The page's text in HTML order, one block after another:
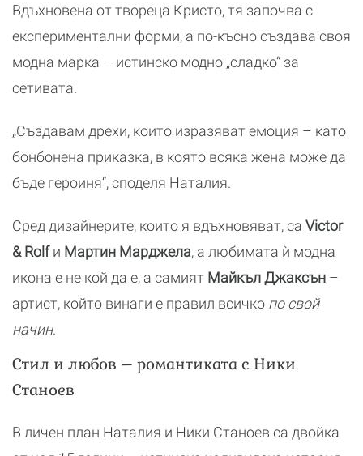
Вдъхновена от твореца Кристо, тя започва с
експериментални форми, а по-късно създава своя
модна марка – истинско модно „сладко“ за
сетивата.
„Създавам дрехи, които изразяват емоция – като
бонбонена приказка, в която всяка жена може да
бъде героиня“, споделя Наталия.
Сред дизайнерите, които я вдъхновяват, са Victor
& Rolfи Мартин Марджела, а любимата ѝ модна
икона е не кой да е, а самият Майкъл Джаксън –
артист, който винаги е правил всичко по свой
начин.
Стил и любов – романтиката с Ники
Станоев
В личен план Наталия и Ники Станоев са двойка